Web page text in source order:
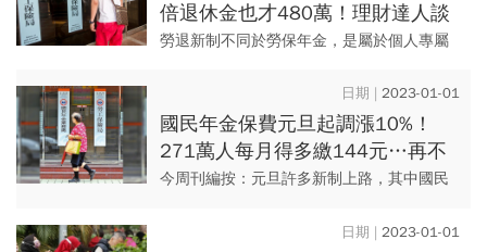
倍退休金也才480萬！理財達人談
退休準備：2原因我不勞退自提
勞退新制不同於勞保年金，是屬於個人專屬
金，經過幾十年的投資累積，退休後能領的
錢就是自己帳戶裡的累積金額...
2023-01-01
國民年金保費元旦起調漲10%！
271萬人每月得多繳144元…再不
拉高國民所得，學者憂1現象浮現
今周刊編按：元旦許多新制上路，其中國民
萬9761元，每人每月自付保費增加為144
2023-01-01